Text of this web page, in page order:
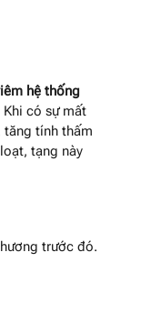
hệ thống
có sự mất
tăng tính thấm
tạng này
trước đó.